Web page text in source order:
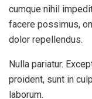
cumque nihil
facere possimus,
dolor repellendus.
Nulla pariatur.
proident, sunt in
laborum.